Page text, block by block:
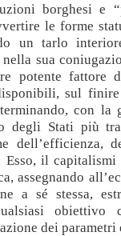
borghesi e
le forme
un tarlo
sua
potente fattore
sul
con la
degli Stati più
dell’efficienza,
Esso, il
assegnando
a sé stessa,
obiettivo
dei parametri